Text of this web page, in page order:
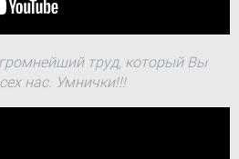
труд, который Вы
нас. Умнички!!!